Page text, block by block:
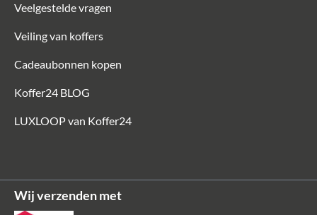
Veelgestelde vragen
Veiling van koffers
Cadeaubonnen kopen
Koffer24 BLOG
LUXLOOP van Koffer24
Wij verzenden met